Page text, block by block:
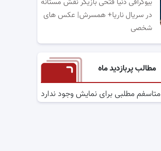
در سریال ناریا+ همسرش| عکس های
شخصی
مطالب پربازدید ماه
متاسفم مطلبی برای نمایش وجود ندارد